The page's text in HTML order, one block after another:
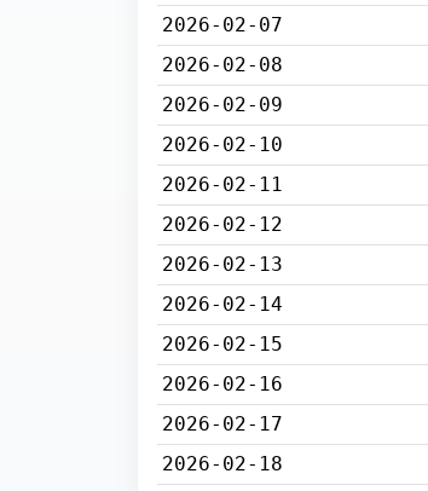
2026-02-07
2026-02-08
2026-02-09
2026-02-10
2026-02-11
2026-02-12
2026-02-13
2026-02-14
2026-02-15
2026-02-16
2026-02-17
2026-02-18